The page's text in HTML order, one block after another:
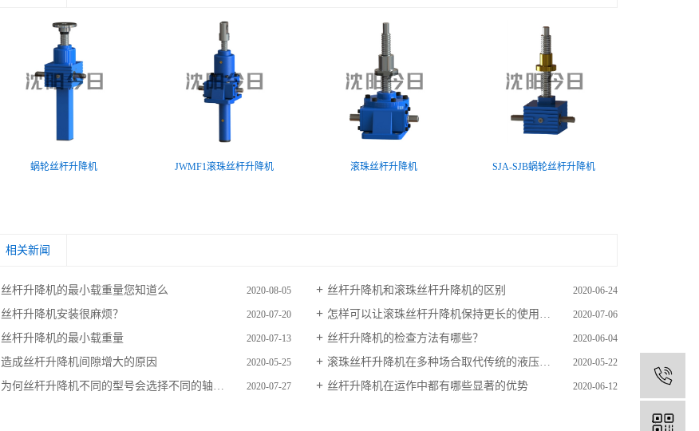
蜗轮丝杆升降机 JWMF1滚珠丝杆升降机 滚珠丝杆升降机 SJA-SJB蜗轮丝杆升降机
相关新闻
丝杆升降机的最小载重量您知道么 2020-08-05 丝杆升降机和滚珠丝杆升降机的区别 2020-06-24
丝杆升降机安装很麻烦？ 2020-07-20 怎样可以让滚珠丝杆升降机保持更长的使用寿命？ 2020-07-06
丝杆升降机的最小载重量 2020-07-13 丝杆升降机的检查方法有哪些？ 2020-06-04
造成丝杆升降机间隙增大的原因 2020-05-25 滚珠丝杆升降机在多种场合取代传统的液压和气压传动 2020-05-22
为何丝杆升降机不同的型号会选择不同的轴承？ 2020-07-27 丝杆升降机在运作中都有哪些显著的优势 2020-06-12